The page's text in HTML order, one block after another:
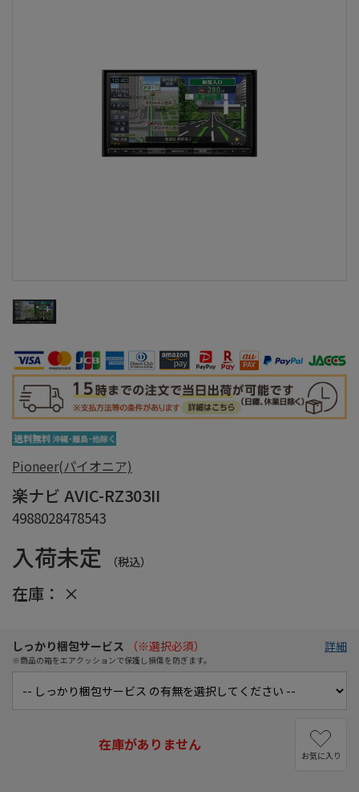
Pioneer(パイオニア)
楽ナビ AVIC-RZ303II
4988028478543
入荷未定 （税込）
在庫： ×
しっかり梱包サービス （※選択必須）
※商品の箱をエアクッションで保護し損傷を防ぎます。
詳細
在庫がありません
お気に入り